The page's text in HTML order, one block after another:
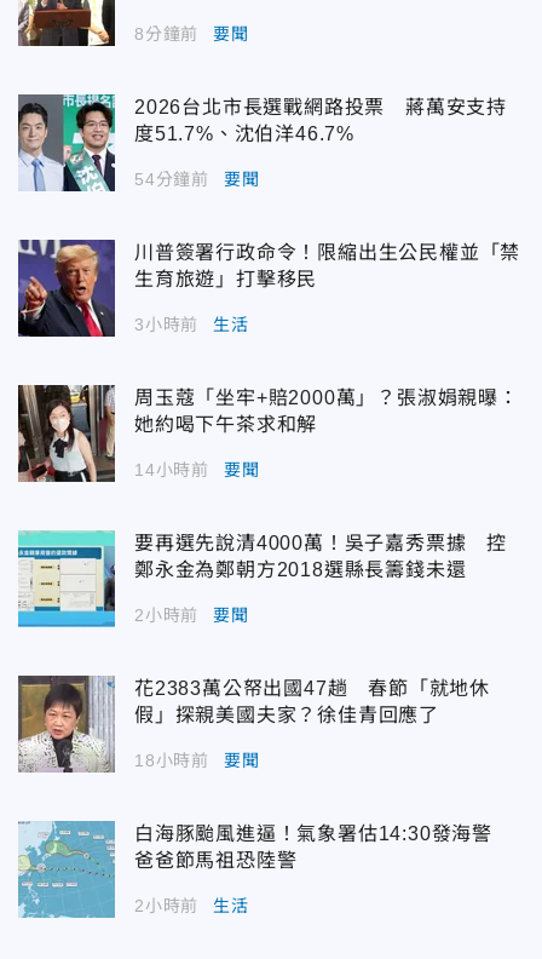
8分鐘前 要聞
2026台北市長選戰網路投票 蔣萬安支持
度51.7%、沈伯洋46.7%
54分鐘前 要聞
川普簽署行政命令！限縮出生公民權並「禁
生育旅遊」打擊移民
3小時前 生活
周玉蔻「坐牢+賠2000萬」？張淑娟親曝：
她約喝下午茶求和解
14小時前 要聞
要再選先說清4000萬！吳子嘉秀票據 控
鄭永金為鄭朝方2018選縣長籌錢未還
2小時前 要聞
花2383萬公帑出國47趟 春節「就地休
假」探親美國夫家？徐佳青回應了
18小時前 要聞
白海豚颱風進逼！氣象署估14:30發海警
爸爸節馬祖恐陸警
2小時前 生活